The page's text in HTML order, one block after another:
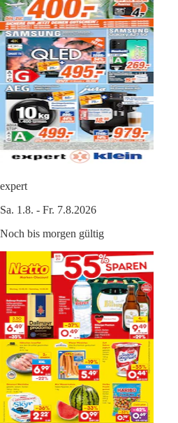
expert
Sa. 1.8. - Fr. 7.8.2026
Noch bis morgen gültig